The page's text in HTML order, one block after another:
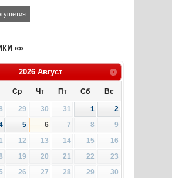
«»
2026 Август
Ср Чт Пт Сб Вс
29 30 31 1
2
5 6 7 8
9
12 13 14 15
16
19 20 21 22
23
26 27 28 29
30